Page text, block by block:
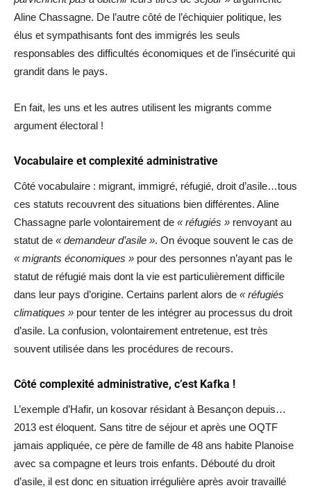
Aline Chassagne. De l’autre côté de l’échiquier politique, les
élus et sympathisants font des immigrés les seuls
responsables des difficultés économiques et de l’insécurité qui
grandit dans le pays.
En fait, les uns et les autres utilisent les migrants comme
argument électoral !
Vocabulaire et complexité administrative
Côté vocabulaire : migrant, immigré, réfugié, droit d’asile…tous
ces statuts recouvrent des situations bien différentes. Aline
Chassagne parle volontairement de « réfugiés » renvoyant au
statut de « demandeur d’asile ». On évoque souvent le cas de
« migrants économiques » pour des personnes n’ayant pas le
statut de réfugié mais dont la vie est particulièrement difficile
dans leur pays d’origine. Certains parlent alors de « réfugiés
climatiques » pour tenter de les intégrer au processus du droit
d’asile. La confusion, volontairement entretenue, est très
souvent utilisée dans les procédures de recours.
Côté complexité administrative, c’est Kafka !
L’exemple d’Hafir, un kosovar résidant à Besançon depuis…
2013 est éloquent. Sans titre de séjour et après une OQTF
jamais appliquée, ce père de famille de 48 ans habite Planoise
avec sa compagne et leurs trois enfants. Débouté du droit
d’asile, il est donc en situation irrégulière après avoir travaillé